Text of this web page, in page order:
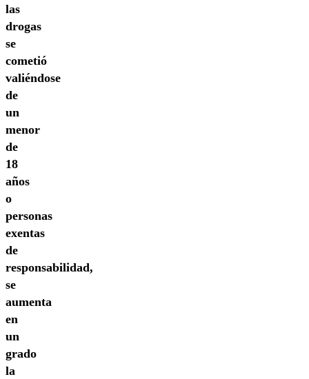
las
drogas
se
cometió
valiéndose
de
un
menor
de
18
años
o
personas
exentas
de
responsabilidad,
se
aumenta
en
un
grado
la